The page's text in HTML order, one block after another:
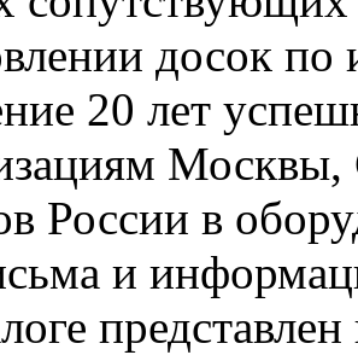
досок по
20 лет
Москвы,
России в
и